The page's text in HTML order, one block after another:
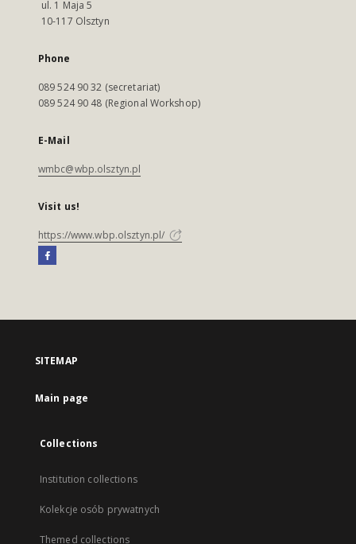
ul. 1 Maja 5
10-117 Olsztyn
Phone
089 524 90 32 (secretariat)
089 524 90 48 (Regional Workshop)
E-Mail
wmbc@wbp.olsztyn.pl
Visit us!
https://www.wbp.olsztyn.pl/
SITEMAP
Main page
Collections
Institution collections
Kolekcje osób prywatnych
Themed collections